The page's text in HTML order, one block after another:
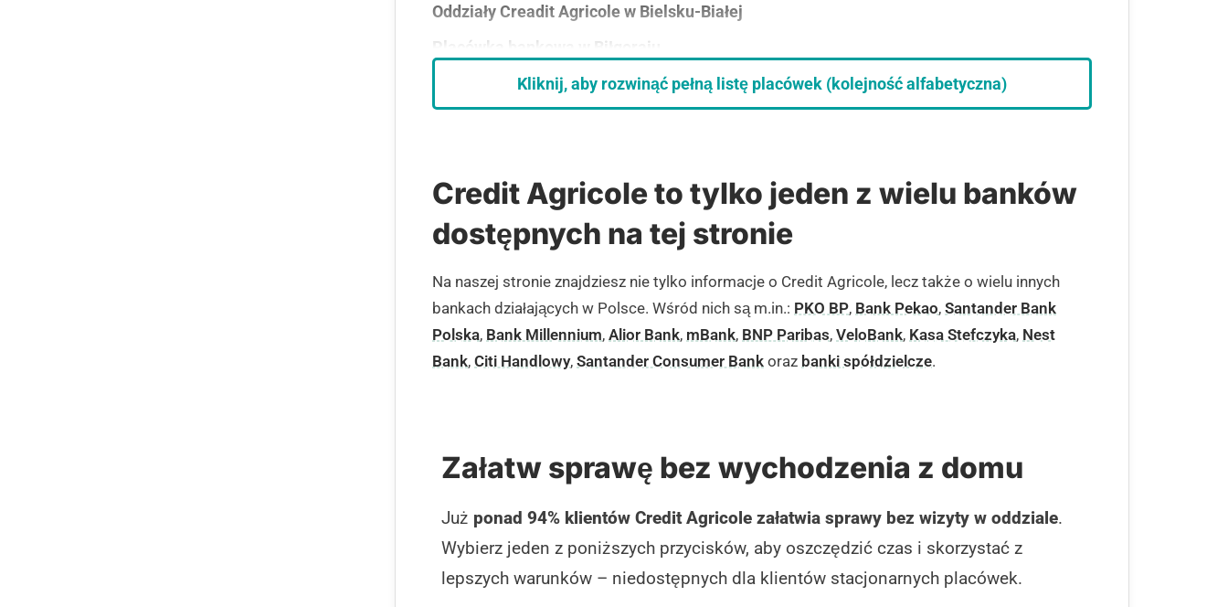
Oddziały Creadit Agricole w Bielsku-Białej
Placówka bankowa w Biłgoraju
Placówka partnerska w Biskupcu
Placówka partnerska w Bochni
Placówka bankowa w Bolesławcu
Placówka partnerska w Brodnicy
Placówka bankowa w Brzegiem
Placówka partnerska w Brzezinach
Placówka bankowa w Bytomiu
Placówka partnerska w Bytowie
Placówka bankowa w Chełmie
Placówka partnerska w Chełmnie
Kliknij, aby rozwinąć pełną listę placówek (kolejność alfabetyczna)
Credit Agricole to tylko jeden z wielu banków
dostępnych na tej stronie
Na naszej stronie znajdziesz nie tylko informacje o Credit Agricole, lecz także o wielu innych
bankach działających w Polsce. Wśród nich są m.in.: PKO BP, Bank Pekao, Santander Bank
Polska, Bank Millennium, Alior Bank, mBank, BNP Paribas, VeloBank, Kasa Stefczyka, Nest
Bank, Citi Handlowy, Santander Consumer Bank oraz banki spółdzielcze.
Załatw sprawę bez wychodzenia z domu
Już ponad 94% klientów Credit Agricole załatwia sprawy bez wizyty w oddziale.
Wybierz jeden z poniższych przycisków, aby oszczędzić czas i skorzystać z
lepszych warunków – niedostępnych dla klientów stacjonarnych placówek.